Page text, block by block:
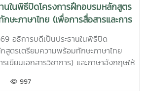
นในพิธีปิดโครงการฝึกอบรมหลักสูตร
ษะภาษาไทย (เพื่อการสื่อสารและการ
) และภาษาอังกฤษให้แก่ผู้รับทุน
ญญาโท
อธิการบดีเป็นประธานในพิธีปิด
สูตรเตรียมความพร้อมทักษะภาษาไทย
เขียนเอกสารวิชาการ) และภาษาอังกฤษให้
แผนงานความร่วมมือเพื่อการพัฒนาไทย
| 997